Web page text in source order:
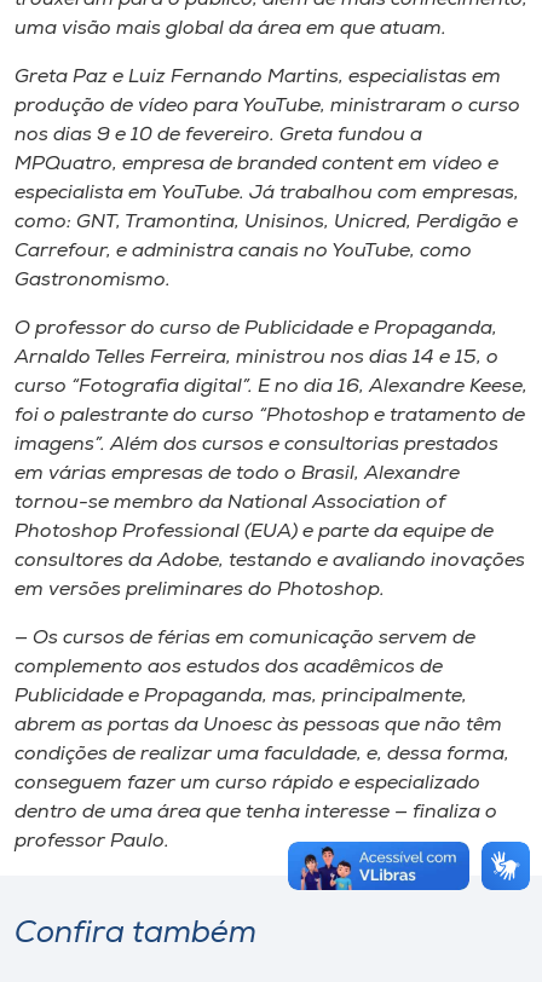
uma visão mais global da área em que atuam.
Greta Paz e Luiz Fernando Martins, especialistas em
produção de vídeo para YouTube, ministraram o curso
nos dias 9 e 10 de fevereiro. Greta fundou a
MPQuatro, empresa de branded content em vídeo e
especialista em YouTube. Já trabalhou com empresas,
como: GNT, Tramontina, Unisinos, Unicred, Perdigão e
Carrefour, e administra canais no YouTube, como
Gastronomismo.
O professor do curso de Publicidade e Propaganda,
Arnaldo Telles Ferreira, ministrou nos dias 14 e 15, o
curso “Fotografia digital”. E no dia 16, Alexandre Keese,
foi o palestrante do curso “Photoshop e tratamento de
imagens”. Além dos cursos e consultorias prestados
em várias empresas de todo o Brasil, Alexandre
tornou-se membro da National Association of
Photoshop Professional (EUA) e parte da equipe de
consultores da Adobe, testando e avaliando inovações
em versões preliminares do Photoshop.
— Os cursos de férias em comunicação servem de
complemento aos estudos dos acadêmicos de
Publicidade e Propaganda, mas, principalmente,
abrem as portas da Unoesc às pessoas que não têm
condições de realizar uma faculdade, e, dessa forma,
conseguem fazer um curso rápido e especializado
dentro de uma área que tenha interesse — finaliza o
professor Paulo.
Confira também